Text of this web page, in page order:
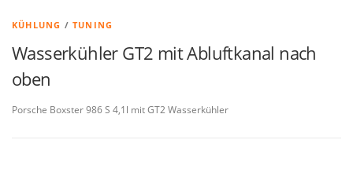
KÜHLUNG /TUNING
Wasserkühler GT2 mit Abluftkanal nach
oben
Porsche Boxster 986 S 4,1l mit GT2 Wasserkühler